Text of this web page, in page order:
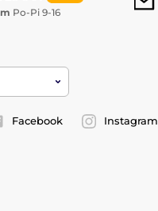
Po-Pi 9-16
Facebook Instagram